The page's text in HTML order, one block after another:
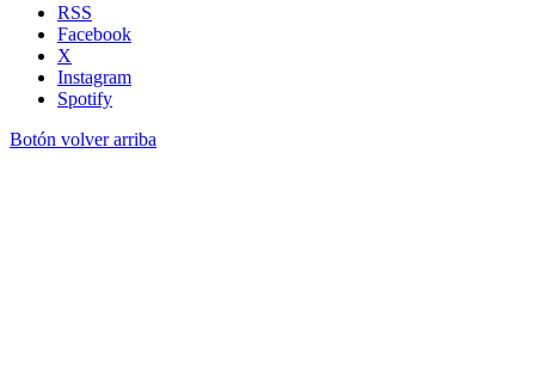
RSS
Facebook
X
Instagram
Spotify
Botón volver arriba